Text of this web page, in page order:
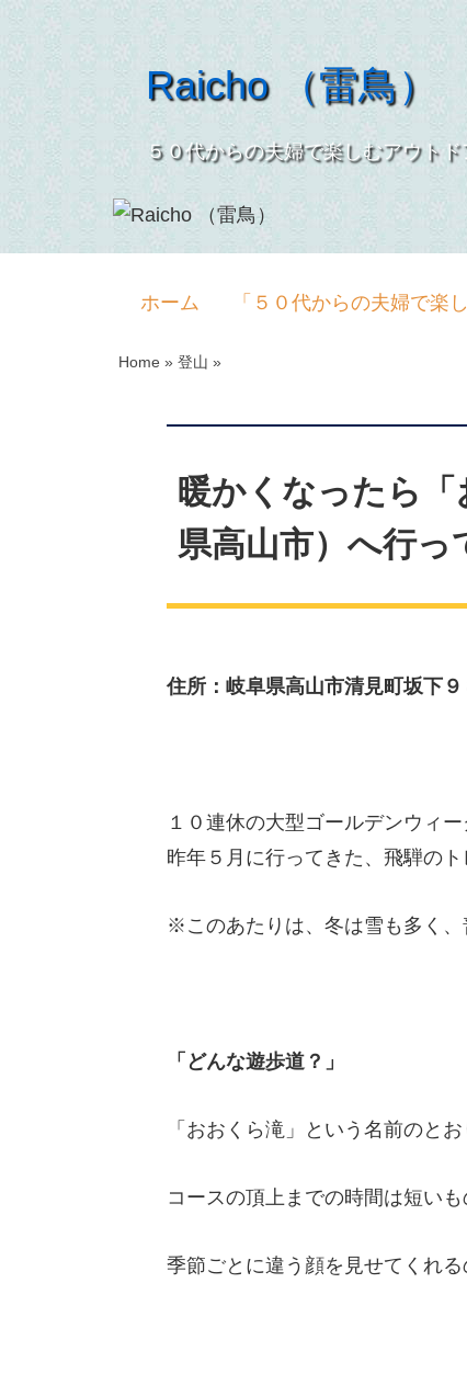
Raicho （雷鳥）
５０代からの夫婦で楽しむ
ホーム 「５０代からの夫婦で楽
Home » 登山 »
暖かくなったら
県高山市）へ行っ
住所：岐阜県高山市清見町坂下
１０連休の大型ゴールデンウィ
昨年５月に行ってきた、飛騨の
※このあたりは、冬は雪も多く、
「どんな遊歩道？」
「おおくら滝」という名前のと
コースの頂上までの時間は短い
季節ごとに違う顔を見せてくれ